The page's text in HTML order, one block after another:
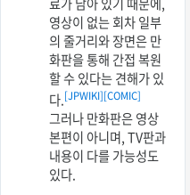
영상이 없는 회차 일부
의 줄거리와 장면은 만
화판을 통해 간접 복원
할 수 있다는 견해가 있
다.[JPWIKI][COMIC]
그러나 만화판은 영상
본편이 아니며, TV판과
내용이 다를 가능성도
있다.